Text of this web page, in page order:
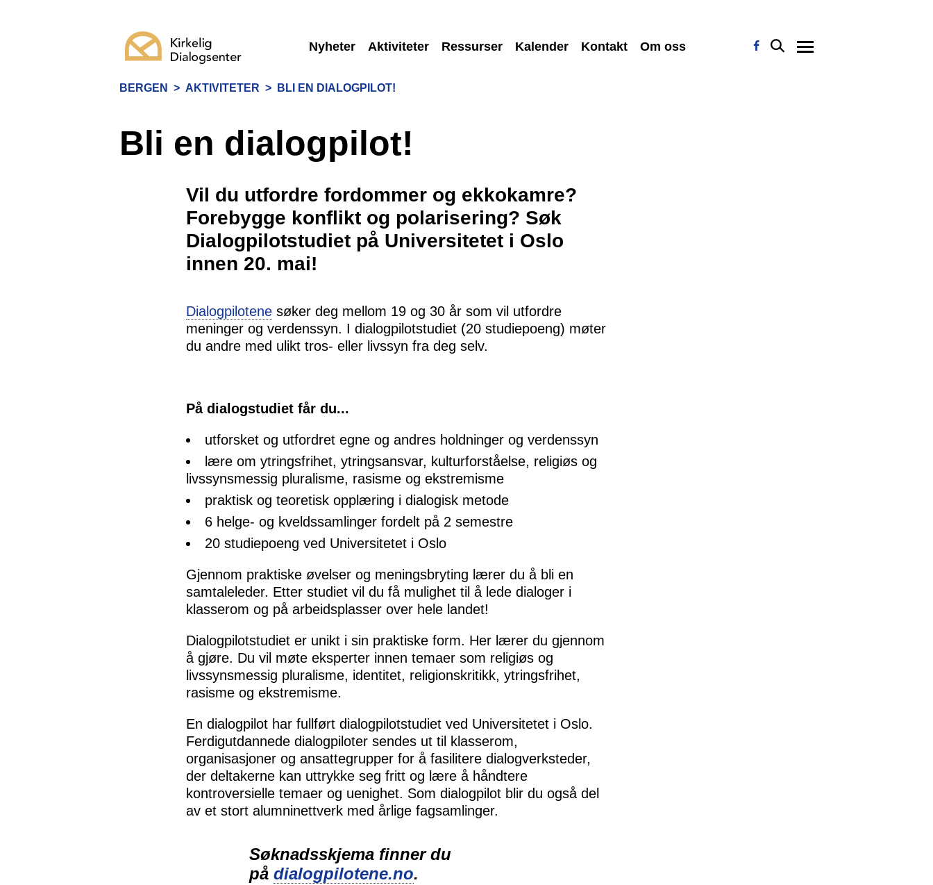
Nyheter Aktiviteter Ressurser Kalender Kontakt Om oss
BERGEN > AKTIVITETER > BLI EN DIALOGPILOT!
Bli en dialogpilot!
Vil du utfordre fordommer og ekkokamre?
Forebygge konflikt og polarisering? Søk
Dialogpilotstudiet på Universitetet i Oslo
innen 20. mai!
Dialogpilotene søker deg mellom 19 og 30 år som vil utfordre
meninger og verdenssyn. I dialogpilotstudiet (20 studiepoeng) møter
du andre med ulikt tros- eller livssyn fra deg selv.
På dialogstudiet får du...
utforsket og utfordret egne og andres holdninger og verdenssyn
lære om ytringsfrihet, ytringsansvar, kulturforståelse, religiøs og
livssynsmessig pluralisme, rasisme og ekstremisme
praktisk og teoretisk opplæring i dialogisk metode
6 helge- og kveldssamlinger fordelt på 2 semestre
20 studiepoeng ved Universitetet i Oslo
Gjennom praktiske øvelser og meningsbryting lærer du å bli en
samtaleleder. Etter studiet vil du få mulighet til å lede dialoger i
klasserom og på arbeidsplasser over hele landet!
Dialogpilotstudiet er unikt i sin praktiske form. Her lærer du gjennom
å gjøre. Du vil møte eksperter innen temaer som religiøs og
livssynsmessig pluralisme, identitet, religionskritikk, ytringsfrihet,
rasisme og ekstremisme.
En dialogpilot har fullført dialogpilotstudiet ved Universitetet i Oslo.
Ferdigutdannede dialogpiloter sendes ut til klasserom,
organisasjoner og ansattegrupper for å fasilitere dialogverksteder,
der deltakerne kan uttrykke seg fritt og lære å håndtere
kontroversielle temaer og uenighet. Som dialogpilot blir du også del
av et stort alumninettverk med årlige fagsamlinger.
Søknadsskjema finner du
på dialogpilotene.no.